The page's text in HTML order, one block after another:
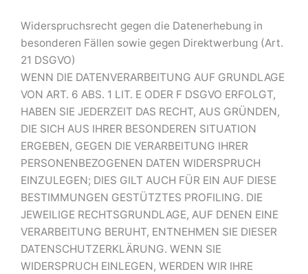
Widerspruchsrecht gegen die Datenerhebung in
besonderen Fällen sowie gegen Direktwerbung (Art.
21 DSGVO)
WENN DIE DATENVERARBEITUNG AUF GRUNDLAGE
VON ART. 6 ABS. 1 LIT. E ODER F DSGVO ERFOLGT,
HABEN SIE JEDERZEIT DAS RECHT, AUS GRÜNDEN,
DIE SICH AUS IHRER BESONDEREN SITUATION
ERGEBEN, GEGEN DIE VERARBEITUNG IHRER
PERSONENBEZOGENEN DATEN WIDERSPRUCH
EINZULEGEN; DIES GILT AUCH FÜR EIN AUF DIESE
BESTIMMUNGEN GESTÜTZTES PROFILING. DIE
JEWEILIGE RECHTSGRUNDLAGE, AUF DENEN EINE
VERARBEITUNG BERUHT, ENTNEHMEN SIE DIESER
DATENSCHUTZERKLÄRUNG. WENN SIE
WIDERSPRUCH EINLEGEN, WERDEN WIR IHRE